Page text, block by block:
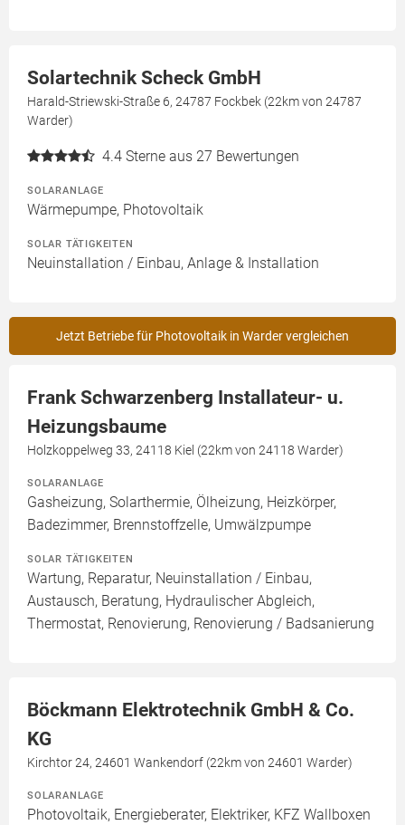
Solartechnik Scheck GmbH
Harald-Striewski-Straße 6, 24787 Fockbek (22km von 24787
Warder)
4.4 Sterne aus 27 Bewertungen
SOLARANLAGE
Wärmepumpe, Photovoltaik
SOLAR TÄTIGKEITEN
Neuinstallation / Einbau, Anlage & Installation
Jetzt Betriebe für Photovoltaik in Warder vergleichen
Frank Schwarzenberg Installateur- u.
Heizungsbaume
Holzkoppelweg 33, 24118 Kiel (22km von 24118 Warder)
SOLARANLAGE
Gasheizung, Solarthermie, Ölheizung, Heizkörper,
Badezimmer, Brennstoffzelle, Umwälzpumpe
SOLAR TÄTIGKEITEN
Wartung, Reparatur, Neuinstallation / Einbau,
Austausch, Beratung, Hydraulischer Abgleich,
Thermostat, Renovierung, Renovierung / Badsanierung
Böckmann Elektrotechnik GmbH & Co.
KG
Kirchtor 24, 24601 Wankendorf (22km von 24601 Warder)
SOLARANLAGE
Photovoltaik, Energieberater, Elektriker, KFZ Wallboxen